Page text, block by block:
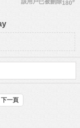
180
該用戶已被刪除
下一頁